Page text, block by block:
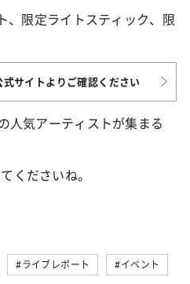
、限定ライトスティック、限
サイトよりご確認ください
人気アーティストが集まる
くださいね。
#ライブレポート #イベント